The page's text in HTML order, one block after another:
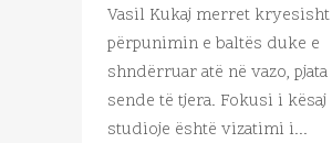
Vasil Kukaj merret kryesisht
përpunimin e baltës duke e
shndërruar atë në vazo,
sende të tjera. Fokusi i kësaj
studioje është vizatimi i...